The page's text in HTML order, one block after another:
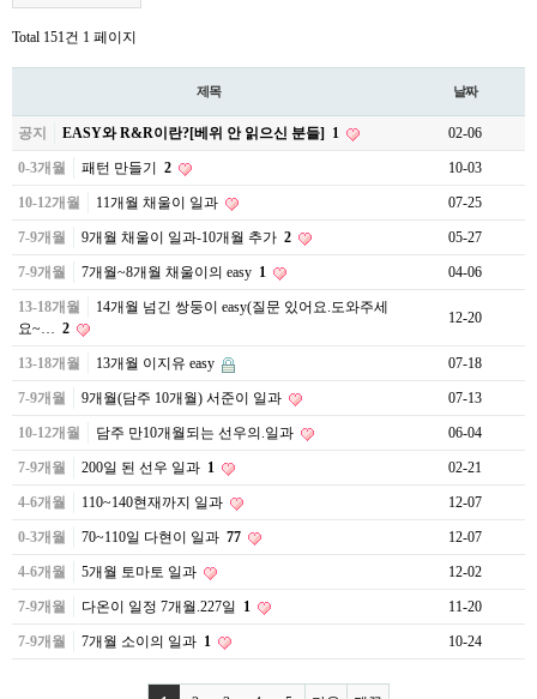
Total 151건 1 페이지
제목 날짜
공지 EASY와 R&R이란?[베위 안 읽으신 분들] 1 02-06
0-3개월 패턴 만들기 2 10-03
10-12개월 11개월 채울이 일과 07-25
7-9개월 9개월 채울이 일과-10개월 추가 2 05-27
7-9개월 7개월~8개월 채울이의 easy 1 04-06
13-18개월
14개월 넘긴 쌍둥이 easy(질문 있어요.도와주세
요~… 2
12-20
13-18개월 13개월 이지유 easy 07-18
7-9개월 9개월(담주 10개월) 서준이 일과 07-13
10-12개월 담주 만10개월되는 선우의.일과 06-04
7-9개월 200일 된 선우 일과 1 02-21
4-6개월 110~140현재까지 일과 12-07
0-3개월 70~110일 다현이 일과 77 12-07
4-6개월 5개월 토마토 일과 12-02
7-9개월 다온이 일정 7개월.227일 1 11-20
7-9개월 7개월 소이의 일과 1 10-24